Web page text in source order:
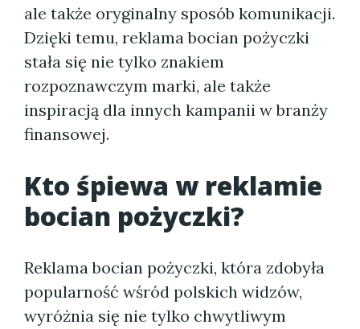
ale także oryginalny sposób komunikacji.
Dzięki temu, reklama bocian pożyczki
stała się nie tylko znakiem
rozpoznawczym marki, ale także
inspiracją dla innych kampanii w branży
finansowej.
Kto śpiewa w reklamie
bocian pożyczki?
Reklama bocian pożyczki, która zdobyła
popularność wśród polskich widzów,
wyróżnia się nie tylko chwytliwym